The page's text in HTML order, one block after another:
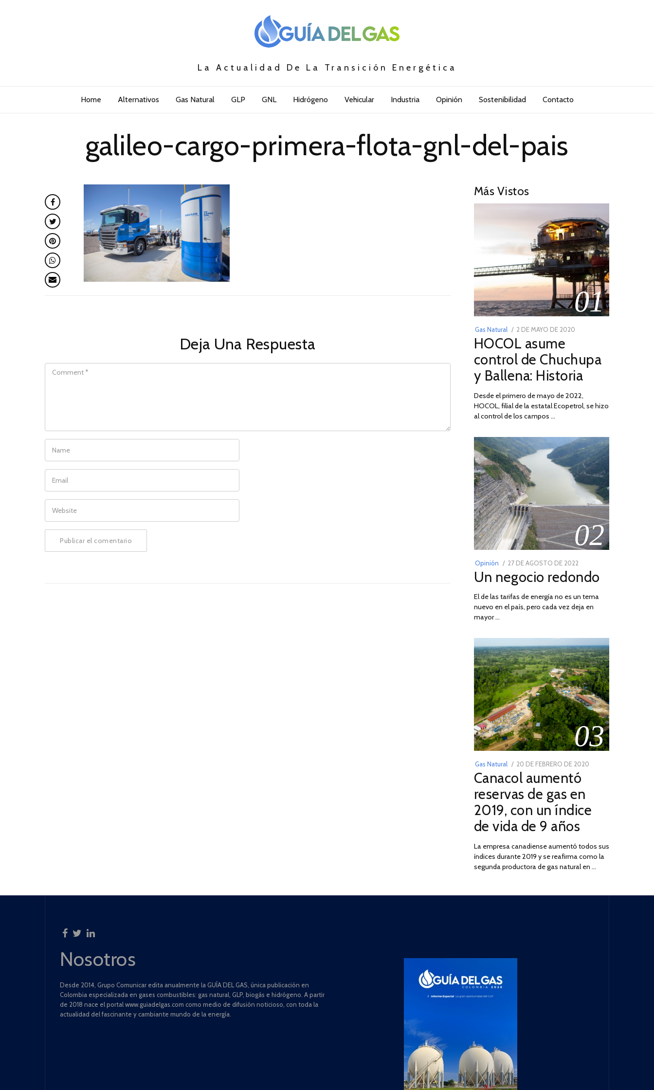
La Actualidad De La Transición Energética
Home Alternativos Gas Natural GLP GNL Hidrógeno Vehicular Industria Opinión Sostenibilidad Contacto
galileo-cargo-primera-flota-gnl-del-pais
Deja Una Respuesta
Más Vistos
01
Gas Natural
POSTED
ON
2 DE MAYO DE 2020
DE
2026
HOCOL asume
control de Chuchupa
y Ballena: Historia
Desde el primero de mayo de 2022,
HOCOL, filial de la estatal Ecopetrol, se hizo
al control de los campos …
02
Opinión
POSTED
ON
27 DE AGOSTO DE 2022
DE
DE
2022
Un negocio redondo
El de las tarifas de energía no es un tema
nuevo en el país, pero cada vez deja en
mayor …
03
Gas Natural
POSTED
ON
20 DE FEBRERO DE 2020
2025
Canacol aumentó
reservas de gas en
2019, con un índice
de vida de 9 años
La empresa canadiense aumentó todos sus
índices durante 2019 y se reafirma como la
segunda productora de gas natural en …
Nosotros
Desde 2014, Grupo Comunicar edita anualmente la GUÍA DEL GAS, única publicación en
Colombia especializada en gases combustibles: gas natural, GLP, biogás e hidrógeno. A partir
de 2018 nace el portal www.guiadelgas.com como medio de difusión noticioso, con toda la
actualidad del fascinante y cambiante mundo de la energía.